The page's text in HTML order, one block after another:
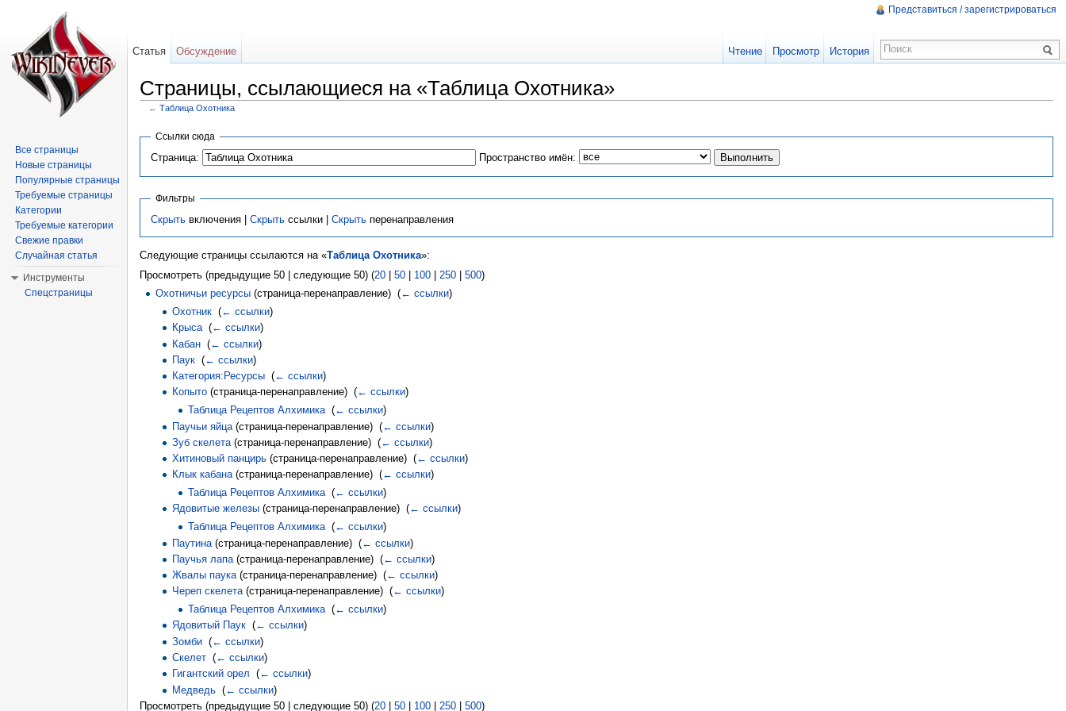
Страницы, ссылающиеся на «Таблица Охотника»
← Таблица Охотника
Ссылки сюда
Страница: Пространство имён:
Фильтры
Скрытьвключения | Скрытьссылки | Скрытьперенаправления
Следующие страницы ссылаются на «Таблица Охотника»:
Просмотреть (предыдущие 50 | следующие 50) (20 50 100 250 500)
Охотничьи ресурсы (страница-перенаправление) ‎(← ссылки)
Охотник‎ (← ссылки)
Крыса‎ (← ссылки)
Кабан‎ (← ссылки)
Паук‎ (← ссылки)
Категория:Ресурсы‎ (← ссылки)
Копыто(страница-перенаправление) ‎ (← ссылки)
Таблица Рецептов Алхимика‎(← ссылки)
Паучьи яйца(страница-перенаправление) ‎ (← ссылки)
Зуб скелета(страница-перенаправление) ‎ (← ссылки)
Хитиновый панцирь(страница-перенаправление) ‎ (← ссылки)
Клык кабана(страница-перенаправление) ‎ (← ссылки)
Таблица Рецептов Алхимика‎(← ссылки)
Ядовитые железы(страница-перенаправление) ‎ (← ссылки)
Таблица Рецептов Алхимика‎(← ссылки)
Паутина(страница-перенаправление) ‎ (← ссылки)
Паучья лапа(страница-перенаправление) ‎ (← ссылки)
Жвалы паука(страница-перенаправление) ‎ (← ссылки)
Череп скелета(страница-перенаправление) ‎ (← ссылки)
Таблица Рецептов Алхимика‎(← ссылки)
Ядовитый Паук‎ (← ссылки)
Зомби‎ (← ссылки)
Скелет‎ (← ссылки)
Гигантский орел (← ссылки)
Медведь‎ (← ссылки)
Просмотреть (предыдущие 50 | следующие 50) (20 50 100 250 500)
Представиться / зарегистрироваться
Статья Обсуждение Чтение Просмотр История
Все страницы
Новые страницы
Популярные страницы
Требуемые страницы
Категории
Требуемые категории
Свежие правки
Случайная статья
Инструменты
Спецстраницы